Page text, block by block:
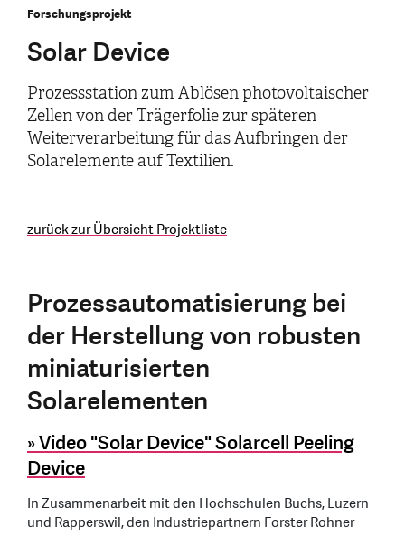
Forschungsprojekt
Solar Device
Prozessstation zum Ablösen photovoltaischer
Zellen von der Trägerfolie zur späteren
Weiterverarbeitung für das Aufbringen der
Solarelemente auf Textilien.
zurück zur Übersicht Projektliste
Prozessautomatisierung bei
der Herstellung von robusten
miniaturisierten
Solarelementen
» Video "Solar Device" Solarcell Peeling
Device
In Zusammenarbeit mit den Hochschulen Buchs, Luzern
und Rapperswil, den Industriepartnern Forster Rohner